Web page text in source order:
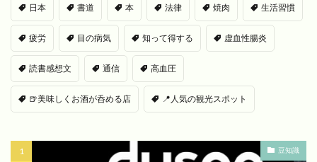
日本 書道 本 法律 焼肉 生活習慣
疲労 目の病気 知って得する 虚血性腸炎
読書感想文 通信 高血圧
🍺美味しくお酒が呑める店 📍人気の観光スポット
豆知識